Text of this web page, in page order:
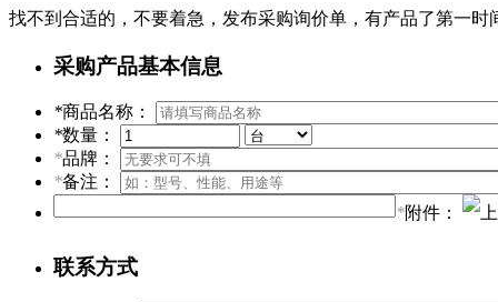
找不到合适的，不要着急，发布采购询价单，有产品了第一时
采购产品基本信息
*商品名称：
*数量：
*品牌：
*备注：
*附件：
联系方式